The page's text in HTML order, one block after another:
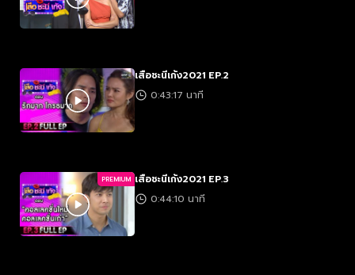
เสือชะนีเก้ง2021 EP.2
0:43:17 นาที
PREMIUM เสือชะนีเก้ง2021 EP.3
0:44:10 นาที